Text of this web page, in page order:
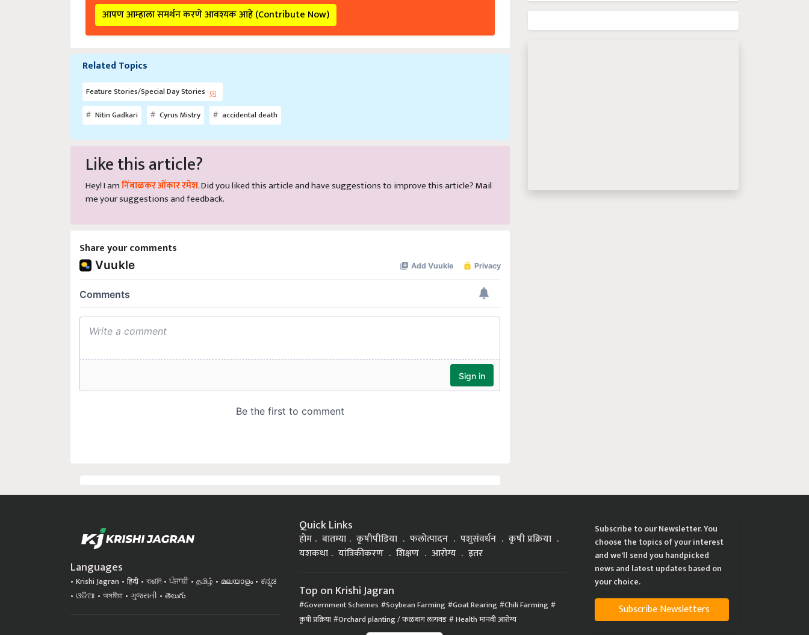
आपण आम्हाला समर्थन करणे आवश्यक आहे (Contribute Now)
Related Topics
Feature Stories/Special Day Stories
Nitin Gadkari
Cyrus Mistry accidental death
Like this article?
Hey! I am निंबाळकर ओंकार रमेश . Did you liked this article and have suggestions to improve this article? Mail
me your suggestions and feedback.
Share your comments
Languages
Krishi Jagran हिंदी বাঙালি ਪੰਜਾਬੀ தமிழ் മലയാളം
ಕನ್ನಡ
ଓଡିଆ
অসমীয়া ગુજરાતી తెలుగు
Quick Links
होम बातम्या कृषीपीडिया फलोत्पादन पशुसंवर्धन
कृषी प्रक्रिया
यशकथा
यांत्रिकीकरण शिक्षण आरोग्य इतर
Top on Krishi Jagran
Government Schemes Soybean Farming Goat Rearing
Chili Farming
कृषी प्रक्रिया
Orchard planting / फळबाग लागवड Health मानवी आरोग्य
Subscribe to our Newsletter. You
choose the topics of your interest
and we'll send you handpicked
news and latest updates based on
your choice.
Subscribe Newsletters